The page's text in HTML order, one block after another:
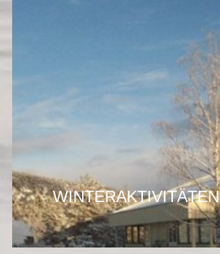
WINTERAKTIVITÄTEN